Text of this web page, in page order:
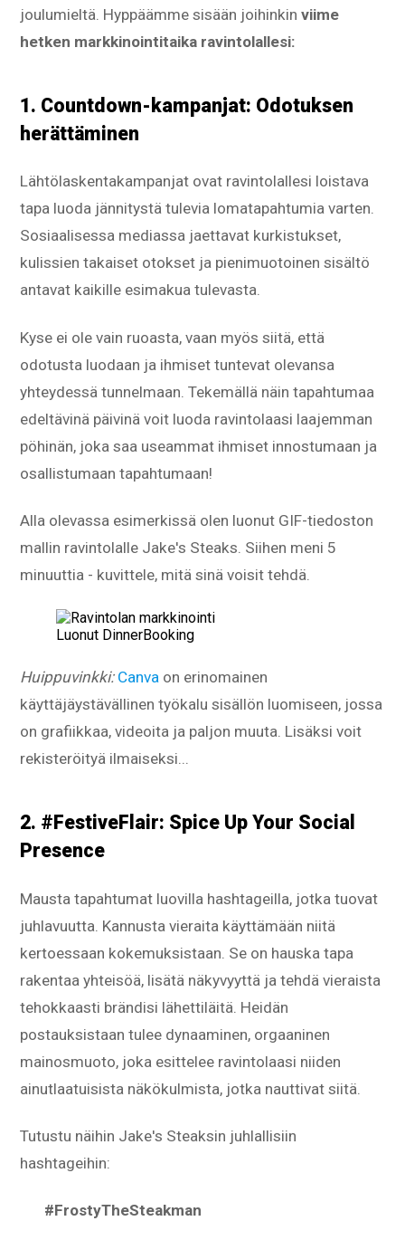
joulumieltä. Hyppäämme sisään joihinkinviime
hetken markkinointitaika ravintolallesi:
1. Countdown-kampanjat: Odotuksen
herättäminen
Lähtölaskentakampanjat ovat ravintolallesi loistava
tapa luoda jännitystä tulevia lomatapahtumia varten.
Sosiaalisessa mediassa jaettavat kurkistukset,
kulissien takaiset otokset ja pienimuotoinen sisältö
antavat kaikille esimakua tulevasta.
Kyse ei ole vain ruoasta, vaan myös siitä, että
odotusta luodaan ja ihmiset tuntevat olevansa
yhteydessä tunnelmaan. Tekemällä näin tapahtumaa
edeltävinä päivinä voit luoda ravintolaasi laajemman
pöhinän, joka saa useammat ihmiset innostumaan ja
osallistumaan tapahtumaan!
Alla olevassa esimerkissä olen luonut GIF-tiedoston
mallin ravintolalle Jake's Steaks. Siihen meni 5
minuuttia - kuvittele, mitä sinä voisit tehdä.
Luonut DinnerBooking
Huippuvinkki: Canva on erinomainen
käyttäjäystävällinen työkalu sisällön luomiseen, jossa
on grafiikkaa, videoita ja paljon muuta. Lisäksi voit
rekisteröityä ilmaiseksi...
2. #FestiveFlair: Spice Up Your Social
Presence
Mausta tapahtumat luovilla hashtageilla, jotka tuovat
juhlavuutta. Kannusta vieraita käyttämään niitä
kertoessaan kokemuksistaan. Se on hauska tapa
rakentaa yhteisöä, lisätä näkyvyyttä ja tehdä vieraista
tehokkaasti brändisi lähettiläitä. Heidän
postauksistaan tulee dynaaminen, orgaaninen
mainosmuoto, joka esittelee ravintolaasi niiden
ainutlaatuisista näkökulmista, jotka nauttivat siitä.
Tutustu näihin Jake's Steaksin juhlallisiin
hashtageihin:
#FrostyTheSteakman